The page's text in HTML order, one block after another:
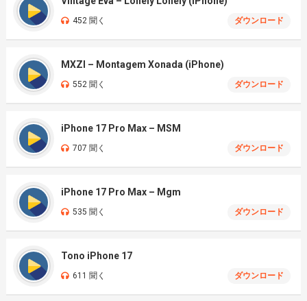
452 聞く ダウンロード
MXZI – Montagem Xonada (iPhone)
552 聞く ダウンロード
iPhone 17 Pro Max – MSM
707 聞く ダウンロード
iPhone 17 Pro Max – Mgm
535 聞く ダウンロード
Tono iPhone 17
611 聞く ダウンロード